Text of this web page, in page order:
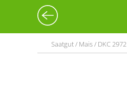
Saatgut / Mais / DKC 2972